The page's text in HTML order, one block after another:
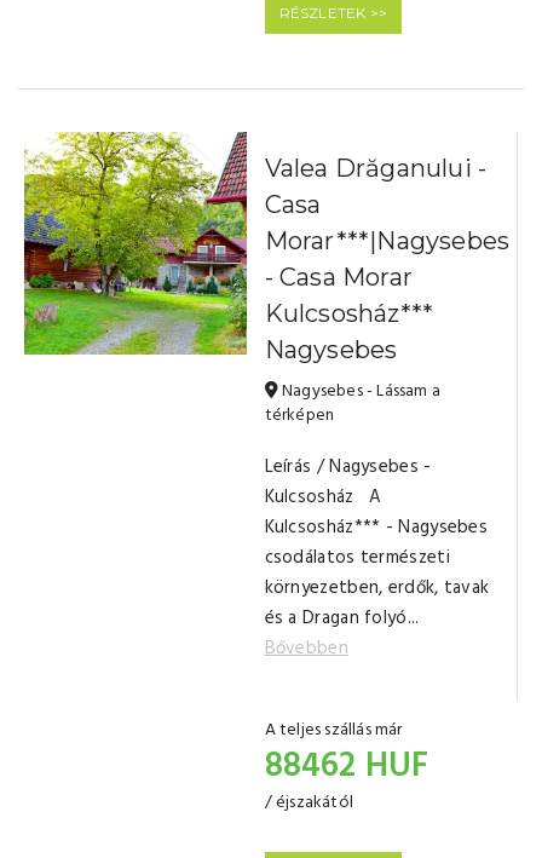
RÉSZLETEK >>
Valea Drăganului -
Casa
Morar***|Nagysebes
- Casa Morar
Kulcsosház***
Nagysebes
Nagysebes - Lássam a
térképen
Leírás / Nagysebes -
Kulcsosház A
Kulcsosház*** - Nagysebes
csodálatos természeti
környezetben, erdők, tavak
és a Dragan folyó...
Bővebben
A teljes szállás már
88462 HUF
/ éjszakától